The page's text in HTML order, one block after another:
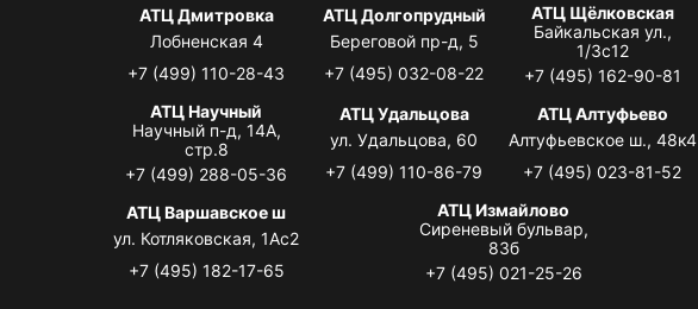
АТЦ Дмитровка
Лобненская 4
+7 (499) 110-28-43
АТЦ Долгопрудный
Береговой пр-д, 5
+7 (495) 032-08-22
АТЦ Щёлковская
Байкальская ул.,
1/3с12
+7 (495) 162-90-81
АТЦ Научный
Научный п-д, 14А,
стр.8
+7 (499) 288-05-36
АТЦ Удальцова
ул. Удальцова, 60
+7 (499) 110-86-79
АТЦ Алтуфьево
Алтуфьевское ш., 48к4
+7 (495) 023-81-52
АТЦ Варшавское ш
ул. Котляковская, 1Ас2
+7 (495) 182-17-65
АТЦ Измайлово
Сиреневый бульвар,
83б
+7 (495) 021-25-26